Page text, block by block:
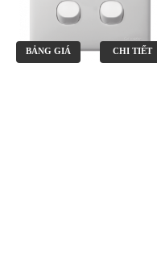
BẢNG GIÁ CHI TIẾT